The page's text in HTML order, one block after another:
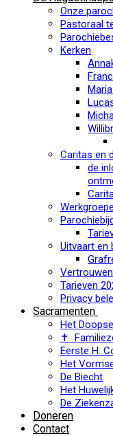
Onze
Pastoraal
Kerken
Caritas en
de
Uitvaart en
Tarieven
Privacy
Sacramenten
Het
✝
Eerste H.
Het
De Biecht
Het
De
Doneren
Contact